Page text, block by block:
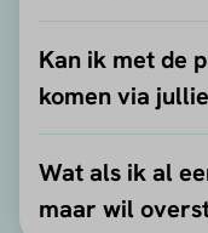
Kan ik met de
komen via
Wat als ik al
maar wil